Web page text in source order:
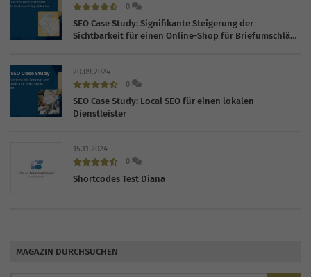
0
SEO Case Study: Signifikante Steigerung der
Sichtbarkeit für einen Online-Shop für Briefumschläge
20.09.2024
0
SEO Case Study: Local SEO für einen lokalen
Dienstleister
15.11.2024
0
Shortcodes Test Diana
MAGAZIN DURCHSUCHEN